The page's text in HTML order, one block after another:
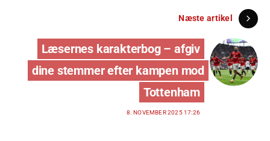
Næste artikel
Læsernes karakterbog – afgiv
dine stemmer efter kampen mod
Tottenham
8. NOVEMBER 2025 17:26